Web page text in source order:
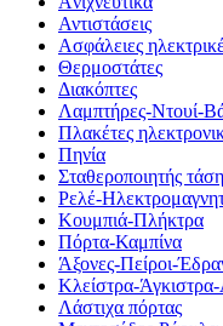
Αντιστάσεις
Ασφάλειες
Θερμοστάτες
Διακόπτες
Λαμπτήρες-Ντουί-
Πλακέτες
Πηνία
Σταθεροποιητής
Ρελέ-
Κουμπιά-Πλήκτρα
Πόρτα-Καμπίνα
Άξονες-Πείροι-
Κλείστρα-
Λάστιχα πόρτας